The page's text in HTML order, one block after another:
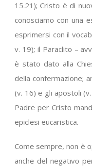
15.21); Cristo è di
conosciamo con una
esprimersi con il
v. 19); il Paraclito –
è stato dato alla
della confermazione;
(v. 16) e gli apostoli
Padre per Cristo
epiclesi eucaristica.
Come sempre, non è
anche del negativo